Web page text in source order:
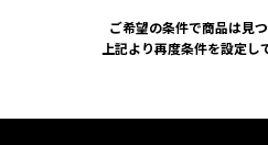
ご希望の条件で商品は見
上記より再度条件を設定し